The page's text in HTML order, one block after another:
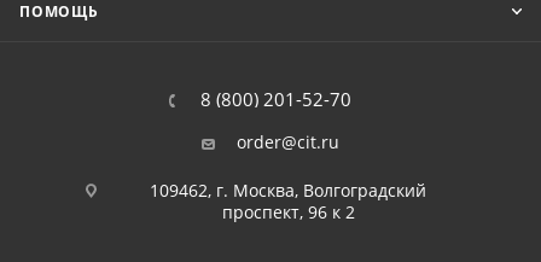
ПОМОЩЬ
8 (800) 201-52-70
order@cit.ru
109462, г. Москва, Волгоградский
проспект, 96 к 2